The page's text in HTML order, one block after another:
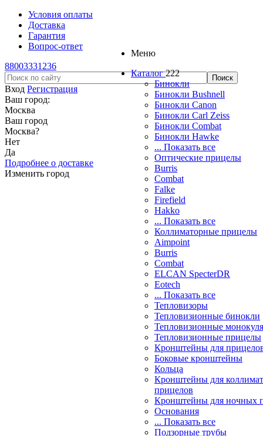
Условия оплаты
Доставка
Гарантия
Вопрос-ответ
88003331236
Вход Регистрация
Ваш город:
Москва
Ваш город
Москва?
Нет
Да
Подробнее о доставке
Изменить город
Меню
Каталог 222
Бинокли
Бинокли Bushnell
Бинокли Canon
Бинокли Carl Zeiss
Бинокли Combat
Бинокли Hawke
... Показать все
Оптические прицелы
Burris
Combat
Falke
Firefield
Hakko
... Показать все
Коллиматорные прицелы
Aimpoint
Burris
Combat
ELCAN SpecterDR
Eotech
... Показать все
Тепловизоры
Тепловизионные бинокли
Тепловизионные
Тепловизионные прицелы
Кронштейны для
Боковые кронштейны
Кольца
Кронштейны для
прицелов
Кронштейны для ночных
Основания
... Показать все
Подзорные трубы